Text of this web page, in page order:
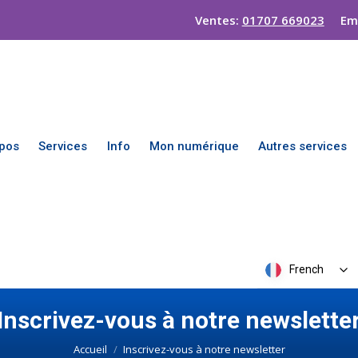
Ventes: 01707 669023
Services Info Mon numérique Autres services
French
vous à notre
Vous êtes ici :
Accueil Inscrivez-vous à notre newsletter